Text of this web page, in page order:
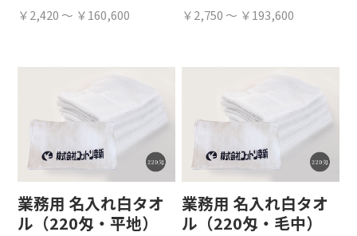
￥2,420 ～ ￥160,600
￥2,750 ～ ￥193,600
業務用 名入れ白タオ
ル（220匁・平地）
業務用 名入れ白タオ
ル（220匁・毛中）